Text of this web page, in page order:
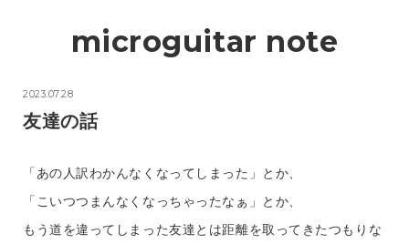
2023.07.28
友達の話
「あの人訳わかんなくなってしまった」とか、
「こいつつまんなくなっちゃったなぁ」とか、
もう道を違ってしまった友達とは距離を取ってきたつもりな